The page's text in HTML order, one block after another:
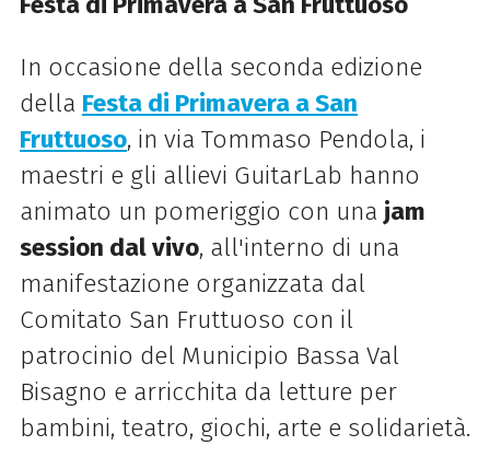
In occasione della seconda edizione
della Festa di Primavera a San
Fruttuoso, in via Tommaso Pendola, i
maestri e gli allievi GuitarLab hanno
animato un pomeriggio con una jam
session dal vivo, all'interno di una
manifestazione organizzata dal
Comitato San Fruttuoso con il
patrocinio del Municipio Bassa Val
Bisagno e arricchita da letture per
bambini, teatro, giochi, arte e solidarietà.